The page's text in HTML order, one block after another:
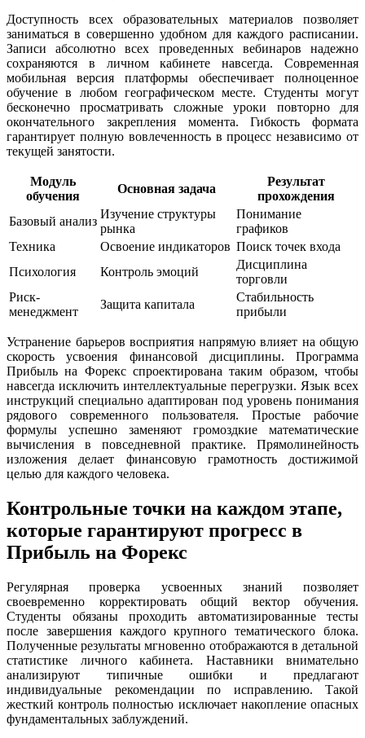
Доступность всех образовательных материалов позволяет
заниматься в совершенно удобном для каждого расписании.
Записи абсолютно всех проведенных вебинаров надежно
сохраняются в личном кабинете навсегда. Современная
мобильная версия платформы обеспечивает полноценное
обучение в любом географическом месте. Студенты могут
бесконечно просматривать сложные уроки повторно для
окончательного закрепления момента. Гибкость формата
гарантирует полную вовлеченность в процесс независимо от
текущей занятости.
Модуль
обучения
Основная задача
Результат
прохождения
Базовый анализ
Изучение структуры
рынка
Понимание
графиков
Техника
Освоение индикаторов Поиск точек входа
Психология
Контроль эмоций
Дисциплина
торговли
Риск-
менеджмент
Защита капитала
Стабильность
прибыли
Устранение барьеров восприятия напрямую влияет на общую
скорость усвоения финансовой дисциплины. Программа
Прибыль на Форекс спроектирована таким образом, чтобы
навсегда исключить интеллектуальные перегрузки. Язык всех
инструкций специально адаптирован под уровень понимания
рядового современного пользователя. Простые рабочие
формулы успешно заменяют громоздкие математические
вычисления в повседневной практике. Прямолинейность
изложения делает финансовую грамотность достижимой
целью для каждого человека.
Контрольные точки на каждом этапе,
которые гарантируют прогресс в
Прибыль на Форекс
Регулярная проверка усвоенных знаний позволяет
своевременно корректировать общий вектор обучения.
Студенты обязаны проходить автоматизированные тесты
после завершения каждого крупного тематического блока.
Полученные результаты мгновенно отображаются в детальной
статистике личного кабинета. Наставники внимательно
анализируют типичные ошибки и предлагают
индивидуальные рекомендации по исправлению. Такой
жесткий контроль полностью исключает накопление опасных
фундаментальных заблуждений.